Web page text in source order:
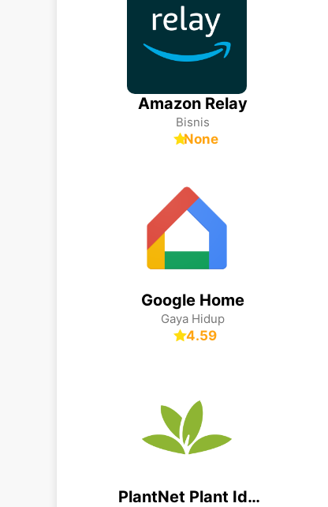
Amazon Relay
Bisnis
None
Google Home
Gaya Hidup
4.59
PlantNet Plant Identification